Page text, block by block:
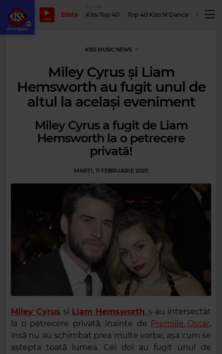
LIVE
Bilete Kiss Top 40 Top 40 Kiss'N'Dance
KISS MUSIC NEWS
Miley Cyrus și Liam
Hemsworth au fugit unul de
altul la același eveniment
Miley Cyrus a fugit de Liam
Hemsworth la o petrecere
privată!
MARȚI, 11 FEBRUARIE 2020
Miley Cyrus și Liam Hemsworth s-au intersectat
la o petrecere privată, înainte de Premiile Oscar,
însă nu au schimbat prea multe vorbe, așa cum se
aștepta toată lumea. Cei doi au fugit unul de